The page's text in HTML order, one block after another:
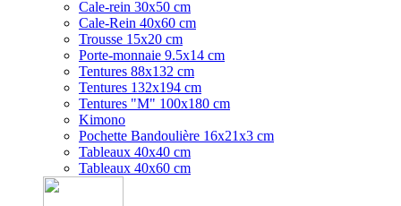
Cale-rein 30x50 cm
Cale-Rein 40x60 cm
Trousse 15x20 cm
Porte-monnaie 9.5x14 cm
Tentures 88x132 cm
Tentures 132x194 cm
Tentures "M" 100x180 cm
Kimono
Pochette Bandoulière 16x21x3 cm
Tableaux 40x40 cm
Tableaux 40x60 cm